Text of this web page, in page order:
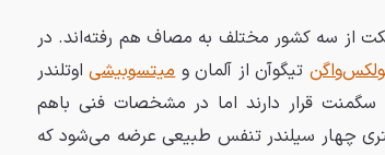
از سه کشور مختلف به مصاف هم رفته‌اند. در
تیگوآن از آلمان ومیتسوبیشیاوتلندر
قرار دارند اما در مشخصات فنی باهم
هستند. اوتلندر در آمریکا با پیشرانه 2.5 لیتری چهار سیلندر تنفس طبیعی عرضه می‌شود که